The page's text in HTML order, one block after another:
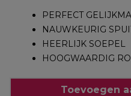
PERFECT
NAUWKEURIG
HEERLIJK SOEPEL
HOOGWAARDIG
Toevoegen